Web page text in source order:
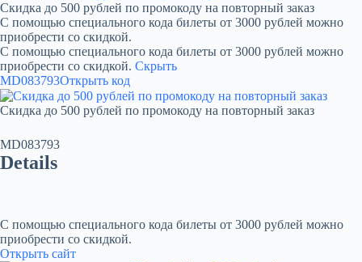
Скидка до 500 рублей по промокоду на повторный заказ
С помощью специального кода билеты от 3000 рублей можно
приобрести со скидкой.
С помощью специального кода билеты от 3000 рублей можно
приобрести со скидкой. Скрыть
MD083793Открыть код
Скидка до 500 рублей по промокоду на повторный заказ
MD083793
Details
С помощью специального кода билеты от 3000 рублей можно
приобрести со скидкой.
Открыть сайт